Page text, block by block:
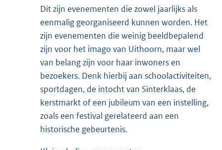
Dit zijn evenementen die zowel jaarlijks als
eenmalig georganiseerd kunnen worden. Het
zijn evenementen die weinig beeldbepalend
zijn voor het imago van Uithoorn, maar wel
van belang zijn voor haar inwoners en
bezoekers. Denk hierbij aan schoolactiviteiten,
sportdagen, de intocht van Sinterklaas, de
kerstmarkt of een jubileum van een instelling,
zoals een festival gerelateerd aan een
historische gebeurtenis.